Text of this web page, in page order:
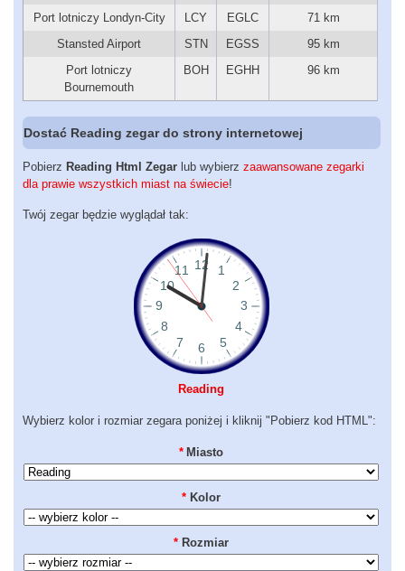
Port lotniczy Londyn-City LCY EGLC
71 km
Stansted Airport
STN EGSS
95 km
Port lotniczy
Bournemouth
BOH EGHH 96 km
Dostać Reading zegar do strony internetowej
Pobierz Reading Html Zegar lub wybierz zaawansowane zegarki
dla prawie wszystkich miast na świecie!
Twój zegar będzie wyglądał tak:
Reading
Wybierz kolor i rozmiar zegara poniżej i kliknij "Pobierz kod HTML":
* Miasto
* Kolor
* Rozmiar